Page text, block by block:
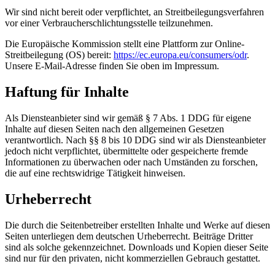
Wir sind nicht bereit oder verpflichtet, an Streitbeilegungsverfahren
vor einer Verbraucherschlichtungsstelle teilzunehmen.
Die Europäische Kommission stellt eine Plattform zur Online-
Streitbeilegung (OS) bereit: https://ec.europa.eu/consumers/odr.
Unsere E-Mail-Adresse finden Sie oben im Impressum.
Haftung für Inhalte
Als Diensteanbieter sind wir gemäß § 7 Abs. 1 DDG für eigene
Inhalte auf diesen Seiten nach den allgemeinen Gesetzen
verantwortlich. Nach §§ 8 bis 10 DDG sind wir als Diensteanbieter
jedoch nicht verpflichtet, übermittelte oder gespeicherte fremde
Informationen zu überwachen oder nach Umständen zu forschen,
die auf eine rechtswidrige Tätigkeit hinweisen.
Urheberrecht
Die durch die Seitenbetreiber erstellten Inhalte und Werke auf diesen
Seiten unterliegen dem deutschen Urheberrecht. Beiträge Dritter
sind als solche gekennzeichnet. Downloads und Kopien dieser Seite
sind nur für den privaten, nicht kommerziellen Gebrauch gestattet.